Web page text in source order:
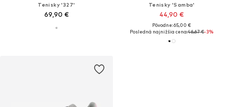
Tenisky '327'
69,90 €
Tenisky 'Samba'
44,90 €
Pôvodne: 65,00 €
Posledná najnižšia cena:46,67 €-3%